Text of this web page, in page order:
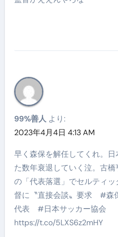
99%善人 より:
2023年4月4日 4:13 AM
早く森保を解任してくれ。日
た数年衰退していく泣。古
の「代表落選」でセルティ
督に〝直接会談〟要求 #
代表 #日本サッカー協会
https://t.co/5LXS6z2mHY